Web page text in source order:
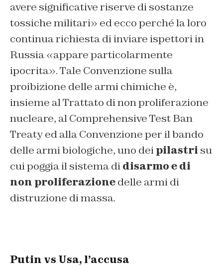
avere significative riserve di sostanze
tossiche militari» ed ecco perché la loro
continua richiesta di inviare ispettori in
Russia «appare particolarmente
ipocrita». Tale Convenzione sulla
proibizione delle armi chimiche è,
insieme al Trattato di non proliferazione
nucleare, al Comprehensive Test Ban
Treaty ed alla Convenzione per il bando
delle armi biologiche, uno deipilastri su
cui poggia il sistema didisarmo e di
non proliferazionedelle armi di
distruzione di massa.
Putin vs Usa, l’accusa